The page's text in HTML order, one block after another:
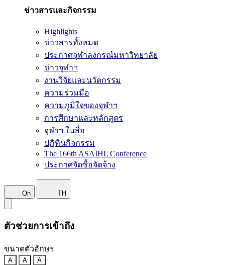
ข่าวสารและกิจกรรม
Highlights
ข่าวสารทั้งหมด
ประกาศจุฬาลงกรณ์มหาวิทยาลัย
ข่าวจุฬาฯ
งานวิจัยและนวัตกรรม
ความร่วมมือ
ความภูมิใจของจุฬาฯ
การศึกษาและหลักสูตร
จุฬาฯ ในสื่อ
ปฏิทินกิจกรรม
The 166th ASAIHL Conference
ประกาศจัดซื้อจัดจ้าง
On TH
ตัวช่วยการเข้าถึง
ขนาดตัวอักษร
A A A